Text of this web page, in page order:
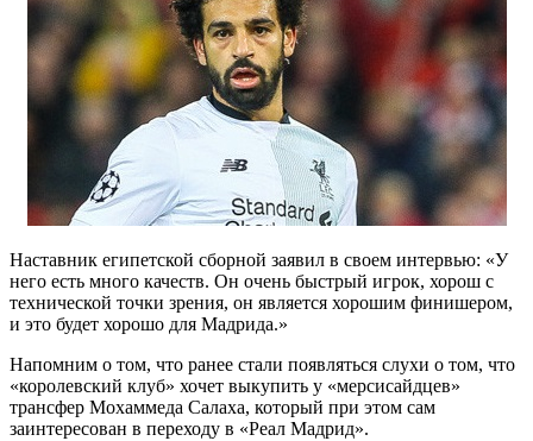
Наставник египетской сборной заявил в своем интервью: «У
него есть много качеств. Он очень быстрый игрок, хорош с
технической точки зрения, он является хорошим финишером,
и это будет хорошо для Мадрида.»
Напомним о том, что ранее стали появляться слухи о том, что
«королевский клуб» хочет выкупить у «мерсисайдцев»
трансфер Мохаммеда Салаха, который при этом сам
заинтересован в переходу в «Реал Мадрид».